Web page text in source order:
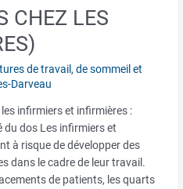
CHEZ LES
de travail, de sommeil et
Darveau
infirmiers et infirmières :
du dos Les infirmiers et
à risque de développer des
dans le cadre de leur travail.
de patients, les quarts